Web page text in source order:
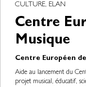
CULTURE, ELAN
Centre
Musique
Centre Européen
Aide au lancement du
projet musical, éducatif,